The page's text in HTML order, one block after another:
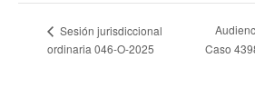
Sesión jurisdiccional
ordinaria 046-O-2025
Caso